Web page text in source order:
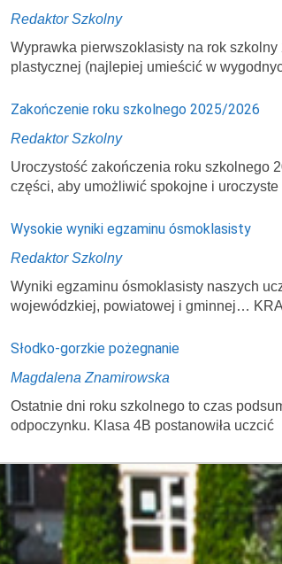
Redaktor Szkolny
Wyprawka pierwszoklasisty na rok
plastycznej (najlepiej umieścić w
Zakończenie roku szkolnego 2025/2026
Redaktor Szkolny
Uroczystość zakończenia roku szkolnego
części, aby umożliwić spokojne i uroczyste
Wysokie wyniki egzaminu ósmoklasisty
Redaktor Szkolny
Wyniki egzaminu ósmoklasisty naszych
wojewódzkiej, powiatowej i gminnej…
Słodko-gorzkie pożegnanie
Magdalena Znamirowska
Ostatnie dni roku szkolnego to czas
odpoczynku. Klasa 4B postanowiła uczcić